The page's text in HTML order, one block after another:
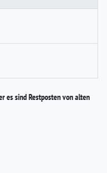
es sind Restposten von alten